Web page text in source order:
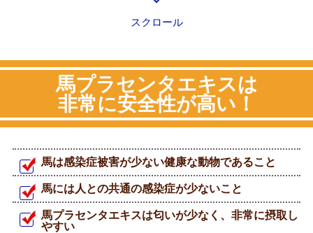
スクロール
馬プラセンタエキスは
非常に安全性が高い！
馬は感染症被害が少ない健康な動物であること
馬には人との共通の感染症が少ないこと
馬プラセンタエキスは匂いが少なく、非常に摂取し
やすい